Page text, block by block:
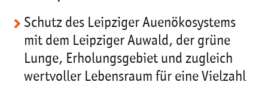
Schutz des Leipziger Auenökosystems
mit dem Leipziger Auwald, der grüne
Lunge, Erholungsgebiet und zugleich
wertvoller Lebensraum für eine Vielzahl